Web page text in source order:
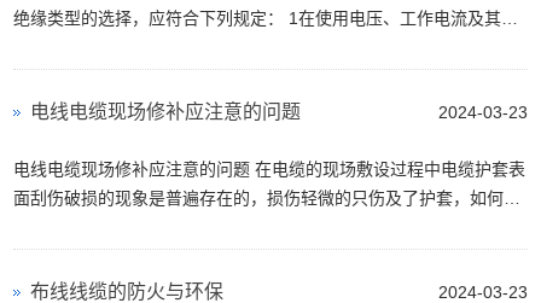
绝缘类型的选择，应符合下列规定： 1在使用电压、工作电流及其特
2024-03-23
电线电缆现场修补应注意的问题
电线电缆现场修补应注意的问题 在电缆的现场敷设过程中电缆护套表
面刮伤破损的现象是普遍存在的，损伤轻微的只伤及了护套，如何修
2024-03-23
布线线缆的防火与环保